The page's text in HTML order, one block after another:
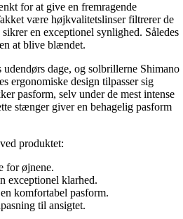
for at give en fremragende
være højkvalitetslinser filtrerer de
en exceptionel synlighed. Således
at blive blændet.
dage, og solbrillerne Shimano
ergonomiske design tilpasser sig
pasform, selv under de mest intense
stænger giver en behagelig pasform
produktet:
for øjnene.
exceptionel klarhed.
komfortabel pasform.
til ansigtet.